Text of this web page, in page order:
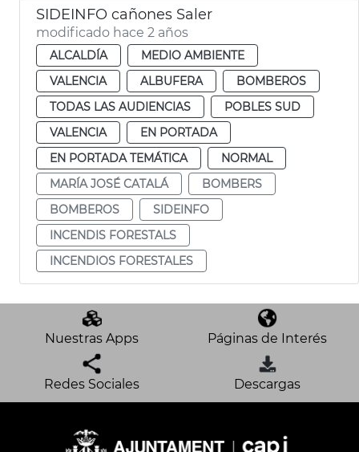
SIDEINFO cañones Saler
modificado hace 2 años
ALCALDÍA
MEDIO AMBIENTE
VALENCIA
ALBUFERA
BOMBEROS
TODAS LAS AUDIENCIAS
POBLES SUD
VALENCIA
EN PORTADA
EN PORTADA TEMÁTICA
NORMAL
MARÍA JOSÉ CATALÁ
BOMBERS
BOMBEROS
SIDEINFO
INCENDIS FORESTALS
INCENDIOS FORESTALES
Nuestras Apps Páginas de Interés
Redes Sociales Descargas